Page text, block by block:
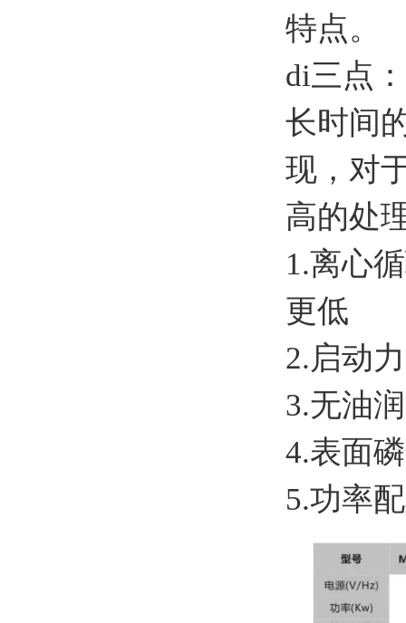
特点。
di三点
长时间
现，对
高的处
1.离心
更低
2.启动
3.无油
4.表面
5.功率